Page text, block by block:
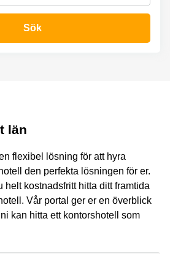
Sök
län
flexibel lösning för att hyra
den perfekta lösningen för er.
helt kostnadsfritt hitta ditt framtida
Vår portal ger er en överblick
kan hitta ett kontorshotell som